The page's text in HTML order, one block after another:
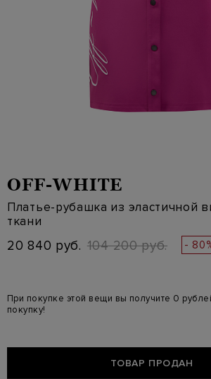
OFF-WHITE
Платье-рубашка из эластичной
ткани
20 840 руб. 104 200 руб. -
При покупке этой вещи вы получите 0
покупку!
ТОВАР ПРОДАН